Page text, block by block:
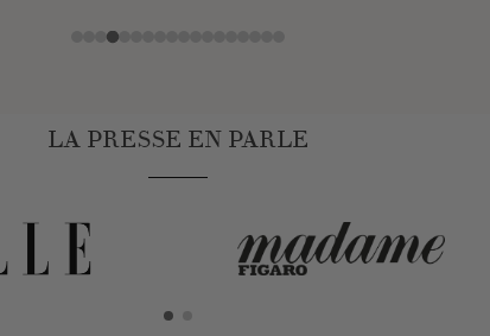
LA PRESSE EN PARLE